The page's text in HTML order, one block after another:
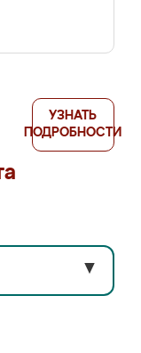
УЗНАТЬ
ПОДРОБНОСТИ
▼